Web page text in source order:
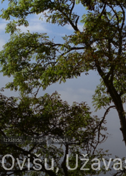
Izklaide Ziņas Novadā
Ovišu,